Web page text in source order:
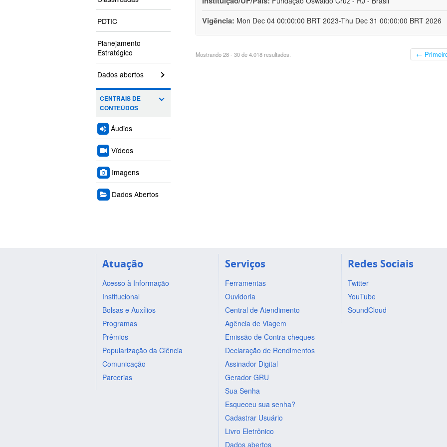
PDTIC
Planejamento
Estratégico
Dados abertos
CENTRAIS DE
CONTEÚDOS
Áudios
Vídeos
Imagens
Dados Abertos
Vigência: Mon Dec 04 00:00:00 BRT 2023-Thu Dec 31 00:00:00 BRT 2026
Mostrando 28 - 30 de 4.018 resultados. ←
Atuação
Acesso à Informação
Institucional
Bolsas e Auxílios
Programas
Prêmios
Popularização da Ciência
Comunicação
Parcerias
Serviços
Ferramentas
Ouvidoria
Central de Atendimento
Agência de Viagem
Emissão de Contra-cheques
Declaração de Rendimentos
Assinador Digital
Gerador GRU
Sua Senha
Esqueceu sua senha?
Cadastrar Usuário
Livro Eletrônico
Dados abertos
Redes Sociais
Twitter
YouTube
SoundCloud